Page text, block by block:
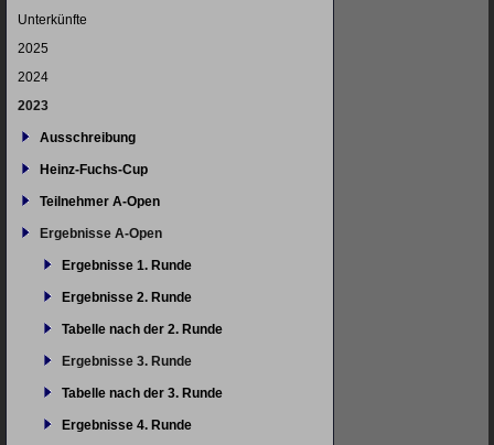
Unterkünfte
2025
2024
2023
Ausschreibung
Heinz-Fuchs-Cup
Teilnehmer A-Open
Ergebnisse A-Open
Ergebnisse 1. Runde
Ergebnisse 2. Runde
Tabelle nach der 2. Runde
Ergebnisse 3. Runde
Tabelle nach der 3. Runde
Ergebnisse 4. Runde